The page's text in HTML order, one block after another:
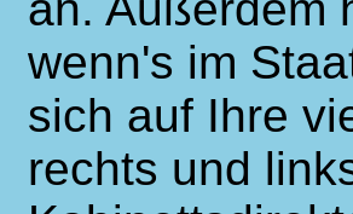
wenn's im
sich auf Ihre
rechts und